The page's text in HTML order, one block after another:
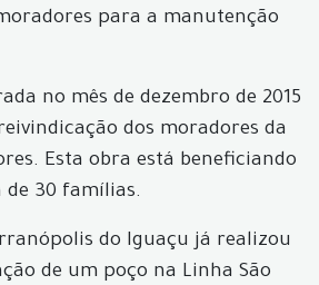
para a manutenção
no mês de dezembro de 2015
dos moradores da
Esta obra está beneficiando
30 famílias.
do Iguaçu já realizou
de um poço na Linha São